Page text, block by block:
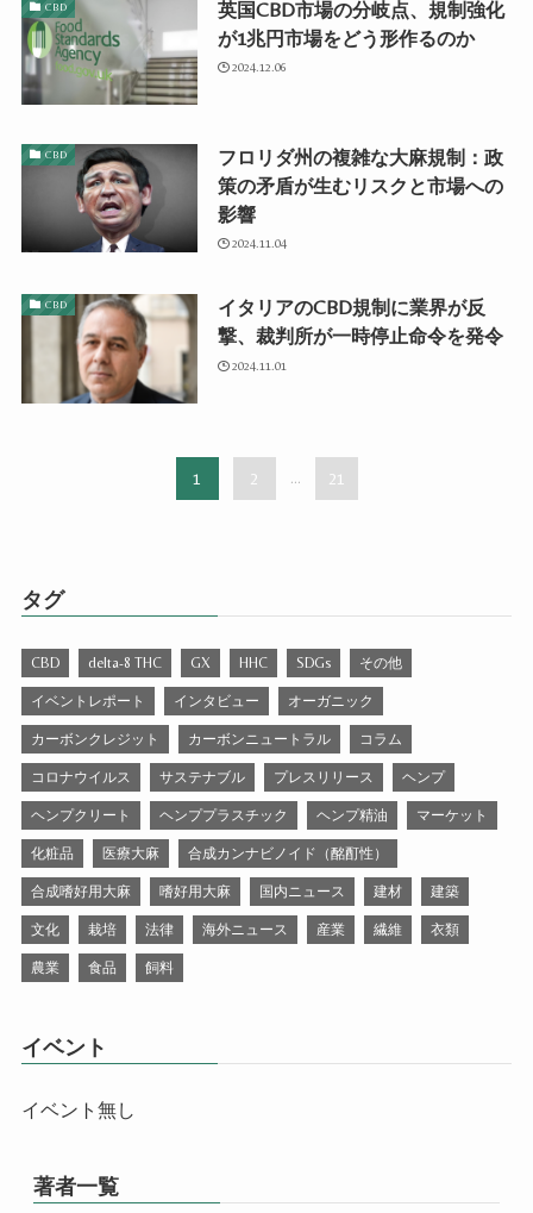
CBD
英国CBD市場の分岐点、規制強化
が1兆円市場をどう形作るのか
2024.12.06
CBD
フロリダ州の複雑な大麻規制：政
策の矛盾が生むリスクと市場への
影響
2024.11.04
CBD
イタリアのCBD規制に業界が反
撃、裁判所が一時停止命令を発令
2024.11.01
1 2 21
タグ
CBD delta-8 THC GX HHC SDGs その他
イベントレポート インタビュー オーガニック
カーボンクレジット カーボンニュートラル コラム
コロナウイルス サステナブル プレスリリース ヘンプ
ヘンプクリート ヘンププラスチック ヘンプ精油 マーケット
化粧品 医療大麻 合成カンナビノイド（酩酊性）
合成嗜好用大麻 嗜好用大麻 国内ニュース 建材 建築
文化 栽培 法律 海外ニュース 産業 繊維 衣類
農業 食品 飼料
イベント
イベント無し
著者一覧